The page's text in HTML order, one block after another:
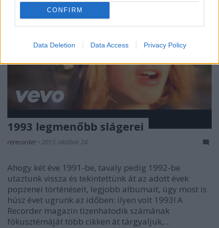
CONFIRM
Data Deletion Data Access Privacy Policy
1993 legmenőbb slágerei
rerecorder • 2013. október 24.
Ahogy két éve 1991-be, tavaly pedig 1992-be
utaztunk vissza és tekintettünk át az adott évek
popzenei történéseit, legjobb albumait, úgy most is
húsz évet ugrunk az időben: ilyen volt 1993! A
Recorder magazin tizenhatodik számának
fókusztémáját több cikken át tárgyaljuk,…